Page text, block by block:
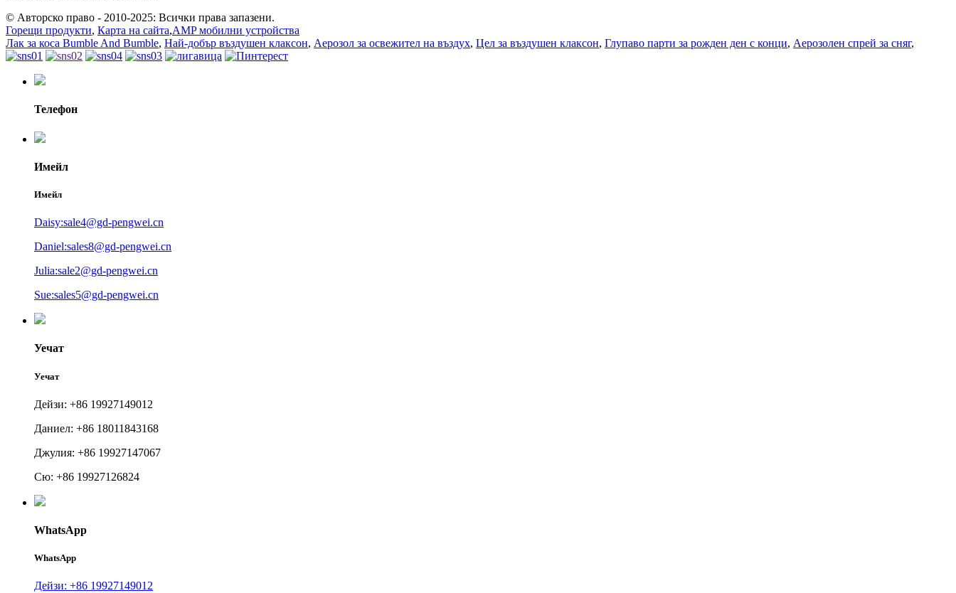
© Авторско право - 2010-2025: Всички права запазени.
Горещи продукти, Карта на сайта,AMP мобилни устройства
Лак за коса Bumble And Bumble, Най-добър въздушен клаксон, Аерозол за освежител на въздух, Цел за въздушен клаксон, Глупаво парти за рожден ден с конци, Аерозолен спрей за сняг,
Телефон
Имейл
Имейл
Daisy:sale4@gd-pengwei.cn
Daniel:sales8@gd-pengwei.cn
Julia:sale2@gd-pengwei.cn
Sue:sales5@gd-pengwei.cn
Уечат
Уечат
Дейзи: +86 19927149012
Даниел: +86 18011843168
Джулия: +86 19927147067
Сю: +86 19927126824
WhatsApp
WhatsApp
Дейзи: +86 19927149012